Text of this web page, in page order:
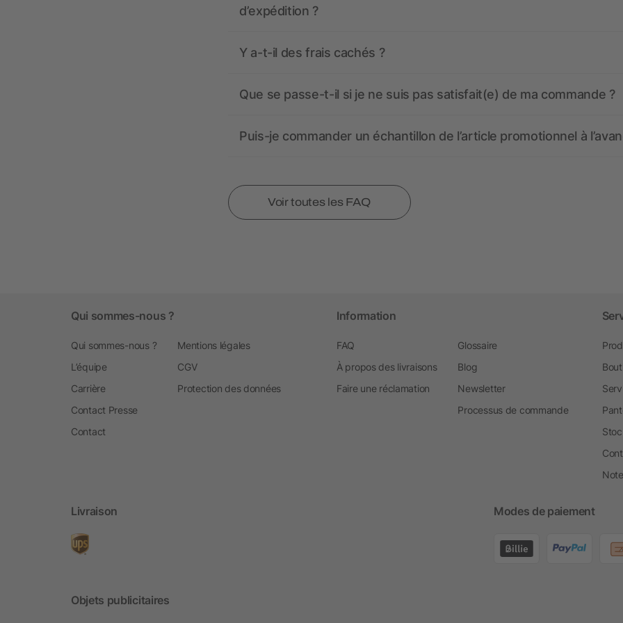
d’expédition ?
Y a-t-il des frais cachés ?
Que se passe-t-il si je ne suis pas satisfait(e) de ma commande ?
Puis-je commander un échantillon de l’article promotionnel à
Voir toutes les FAQ
Qui sommes-nous ?
Qui sommes-nous ?
L’équipe
Carrière
Contact Presse
Contact
Mentions légales
CGV
Protection des données
Information
FAQ
À propos des livraisons
Faire une réclamation
Glossaire
Blog
Newsletter
Processus de commande
Livraison Modes de paiement
Objets publicitaires